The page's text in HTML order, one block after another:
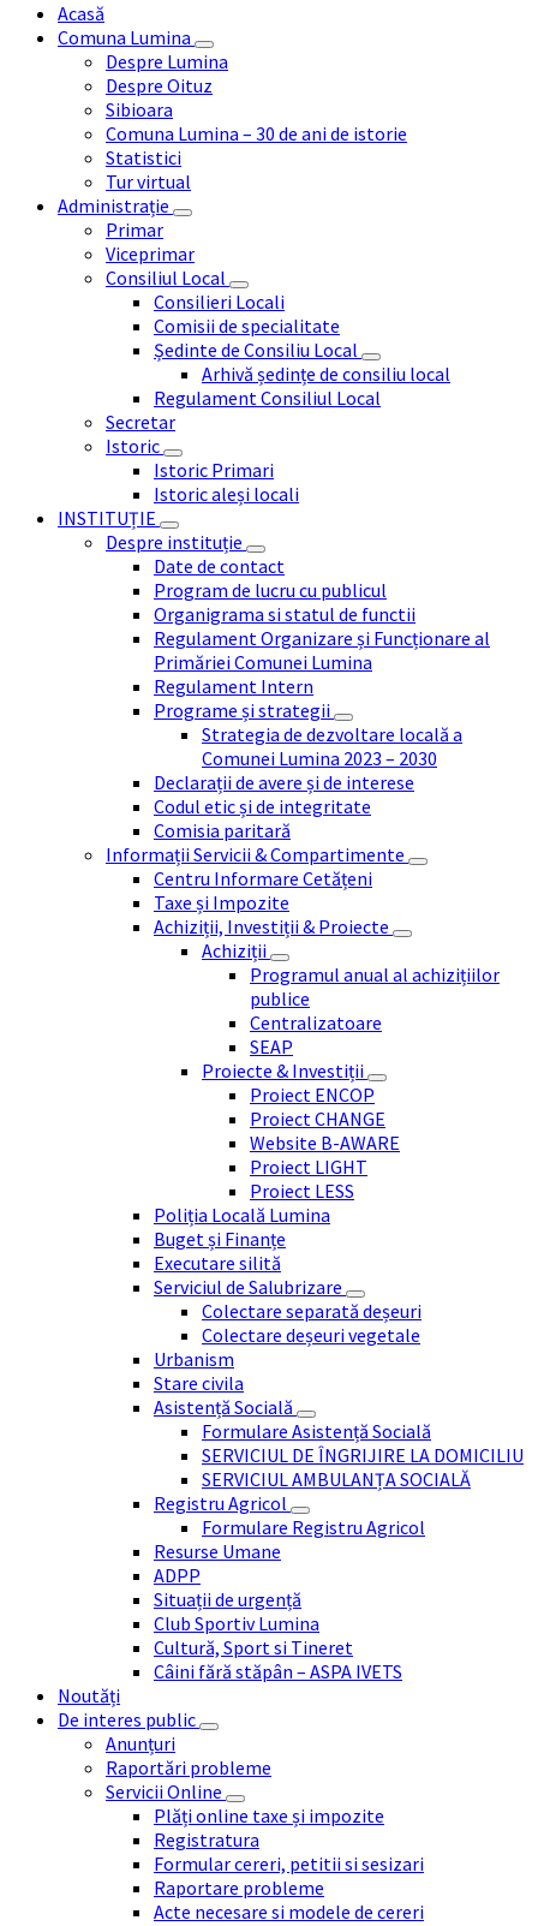
Acasă
Comuna Lumina
Despre Lumina
Despre Oituz
Sibioara
Comuna Lumina – 30 de ani de istorie
Statistici
Tur virtual
Administrație
Primar
Viceprimar
Consiliul Local
Consilieri Locali
Comisii de specialitate
Ședinte de Consiliu Local
Arhivă ședințe de consiliu local
Regulament Consiliul Local
Secretar
Istoric
Istoric Primari
Istoric aleși locali
INSTITUȚIE
Despre instituție
Date de contact
Program de lucru cu publicul
Organigrama si statul de functii
Regulament Organizare și Funcționare al
Primăriei Comunei Lumina
Regulament Intern
Programe și strategii
Strategia de dezvoltare locală a
Comunei Lumina 2023 – 2030
Declarații de avere și de interese
Codul etic și de integritate
Comisia paritară
Informații Servicii & Compartimente
Centru Informare Cetățeni
Taxe și Impozite
Achiziții, Investiții & Proiecte
Achiziții
Programul anual al achizițiilor
publice
Centralizatoare
SEAP
Proiecte & Investiții
Proiect ENCOP
Proiect CHANGE
Website B-AWARE
Proiect LIGHT
Proiect LESS
Poliția Locală Lumina
Buget și Finanțe
Executare silită
Serviciul de Salubrizare
Colectare separată deșeuri
Colectare deșeuri vegetale
Urbanism
Stare civila
Asistență Socială
Formulare Asistență Socială
SERVICIUL DE ÎNGRIJIRE LA DOMICILIU
SERVICIUL AMBULANȚA SOCIALĂ
Registru Agricol
Formulare Registru Agricol
Resurse Umane
ADPP
Situații de urgență
Club Sportiv Lumina
Cultură, Sport si Tineret
Câini fără stăpân – ASPA IVETS
Noutăți
De interes public
Anunțuri
Raportări probleme
Servicii Online
Plăți online taxe și impozite
Registratura
Formular cereri, petitii si sesizari
Raportare probleme
Acte necesare si modele de cereri